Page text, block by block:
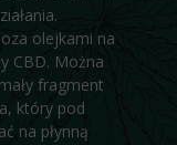
olejkami na
CBD. Można
fragment
który pod
na płynną